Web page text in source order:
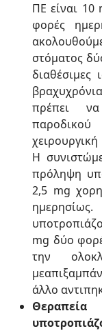
ΠΕ είναι
φορές
στόματος
διαθέσιμες
πρέπει
Η
πρόληψη
2,5 mg
mg δύο
την
άλλο